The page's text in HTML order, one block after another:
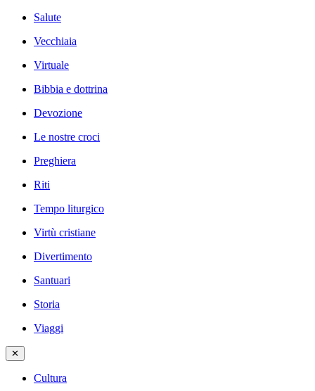
Salute
Vecchiaia
Virtuale
Bibbia e dottrina
Devozione
Le nostre croci
Preghiera
Riti
Tempo liturgico
Virtù cristiane
Divertimento
Santuari
Storia
Viaggi
✕
Cultura